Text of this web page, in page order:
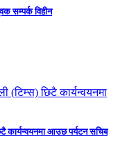
सम्पर्क विहीन
कार्यन्वयनमा आउछ पर्यटन सचिब